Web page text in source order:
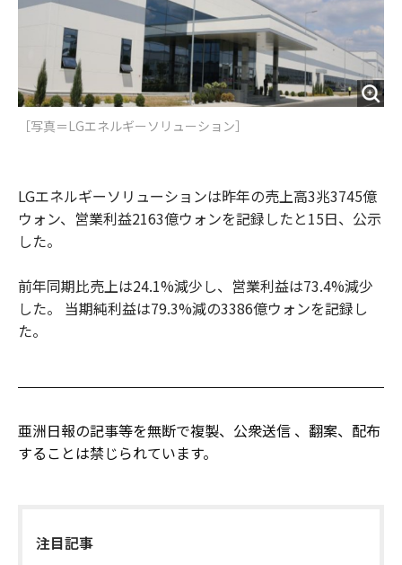
［写真＝LGエネルギーソリューション］
LGエネルギーソリューションは昨年の売上高3兆3745億
ウォン、営業利益2163億ウォンを記録したと15日、公示
した。
前年同期比売上は24.1%減少し、営業利益は73.4%減少
した。 当期純利益は79.3%減の3386億ウォンを記録し
た。
亜洲日報の記事等を無断で複製、公衆送信 、翻案、配布
することは禁じられています。
注目記事